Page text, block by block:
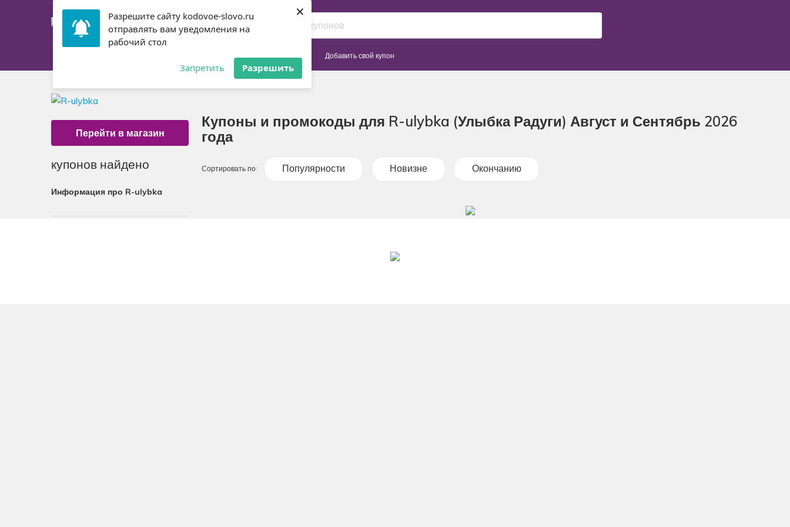
Разрешите сайту kodovoe-slovo.ru
отправлять вам уведомления на
рабочий стол
Запретить Разрешить
×
Купоны Сайты Добавить свой купон
Перейти в магазин
купонов найдено
Информация про R-ulybka
Купоны и промокоды для R-ulybka (Улыбка Радуги) Август и Сентябрь 2026
года
Сортировать по: Популярности Новизне Окончанию